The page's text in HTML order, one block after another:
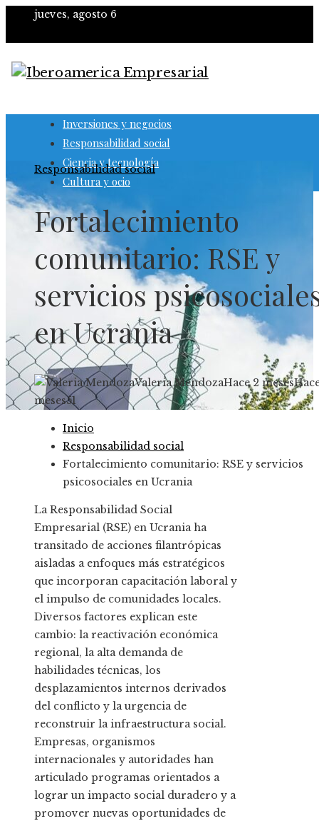
jueves, agosto 6
Inversiones y negocios
Responsabilidad social
Ciencia y tecnología
Cultura y ocio
Responsabilidad social
Fortalecimiento
comunitario: RSE y
servicios
en Ucrania
Valeria MendozaHace 2 meses
meses51
Inicio
Responsabilidad social
Fortalecimiento comunitario: RSE y servicios
psicosociales en Ucrania
La Responsabilidad Social
Empresarial (RSE) en Ucrania ha
transitado de acciones filantrópicas
aisladas a enfoques más estratégicos
que incorporan capacitación laboral y
el impulso de comunidades locales.
Diversos factores explican este
cambio: la reactivación económica
regional, la alta demanda de
habilidades técnicas, los
desplazamientos internos derivados
del conflicto y la urgencia de
reconstruir la infraestructura social.
Empresas, organismos
internacionales y autoridades han
articulado programas orientados a
lograr un impacto social duradero y a
promover nuevas oportunidades de